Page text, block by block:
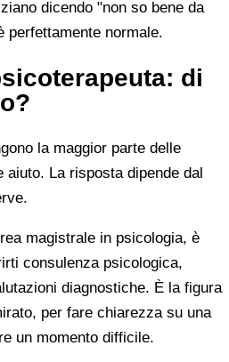
dicendo "non so bene da
normale.
di
la maggior parte delle
aiuto. La risposta dipende dal
magistrale in psicologia, è
consulenza psicologica,
diagnostiche. È la figura
per fare chiarezza su una
un momento difficile.